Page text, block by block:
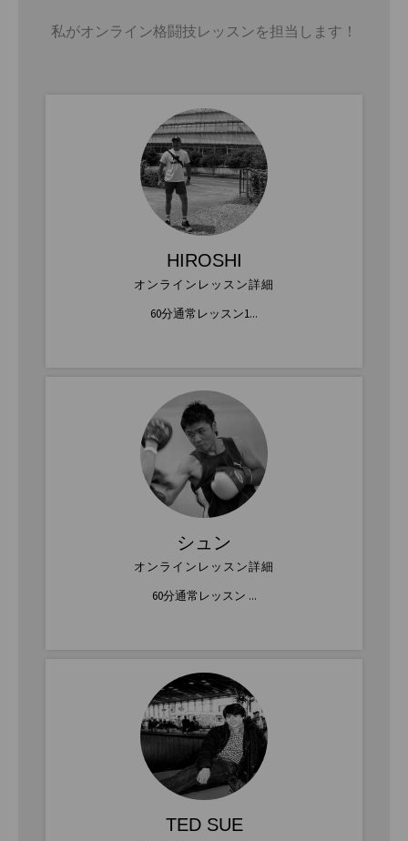
私がオンライン格闘技レッスンを担当します！
HIROSHI
オンラインレッスン詳細
60分通常レッスン1...
シュン
オンラインレッスン詳細
60分通常レッスン ...
TED SUE